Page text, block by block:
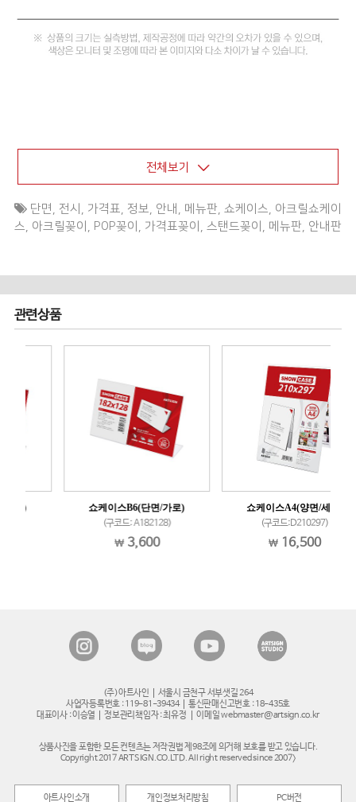
전체보기
단면 전시 가격표 정보 안내 메뉴판 쇼케이스 아크릴쇼케이
스 아크릴꽂이 POP꽂이 가격표꽂이 스탠드꽂이 메뉴판 안내판
관련상품
쇼케이스B6(단면/가로)
(구코드: A182128)
3,600
쇼케이스A4(양면/세로)
(구코드:D210297)
16,500
(주)아트사인
서울시 금천구 서부샛길 264
사업자등록번호 : 119-81-39434
통신판매신고번호 : 18-435호
대표이사 : 이승열
정보관리책임자 : 최유정 이메일 webmaster@artsign.co.kr
상품사진을 포함한 모든 컨텐츠는 저작권법 제98조에 의거해 보호를 받고 있습니다.
Copyright 2017 ARTSIGN.CO.LTD. All right reserved since 2007>
아트사인소개 개인정보처리방침 PC버전